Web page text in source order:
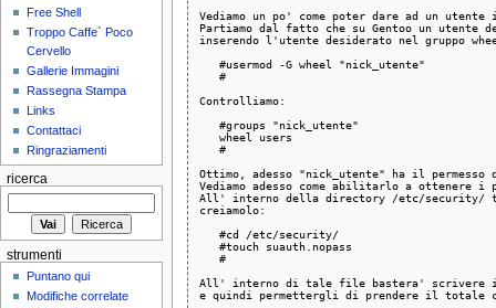
Vediamo un po' come poter dare ad un
Partiamo dal fatto che su Gentoo un
inserendo l'utente desiderato nel gruppo
   #usermod -G wheel "nick_utente"
   #
Controlliamo:
   #groups "nick_utente"
   wheel users
   #
Ottimo, adesso "nick_utente" ha il
Vediamo adesso come abilitarlo a ottenere
All' interno della directory /etc/security/
creiamolo:
   #cd /etc/security/
   #touch suauth.nopass
   #
All' interno di tale file bastera' scrivere il
e quindi permettergli di prendere il totale
Free Shell
Troppo Caffe` Poco
Cervello
Gallerie Immagini
Rassegna Stampa
Links
Contattaci
Ringraziamenti
ricerca
strumenti
Puntano qui
Modifiche correlate